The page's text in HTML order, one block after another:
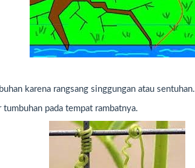
karena rangsang singgungan atau sentuhan.
pada tempat rambatnya.